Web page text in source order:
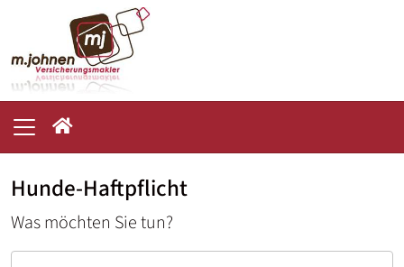
Hunde-Haftpflicht
Was möchten Sie tun?